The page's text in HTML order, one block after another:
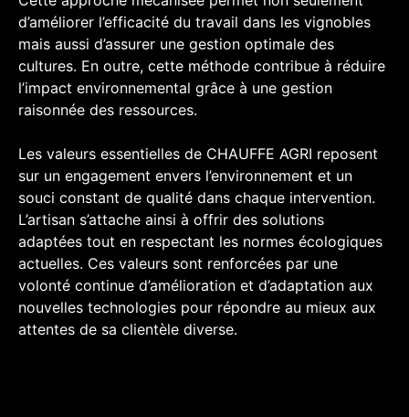
d’améliorer l’efficacité du travail dans les vignobles
mais aussi d’assurer une gestion optimale des
cultures. En outre, cette méthode contribue à réduire
l’impact environnemental grâce à une gestion
raisonnée des ressources.
Les valeurs essentielles de CHAUFFE AGRI reposent
sur un engagement envers l’environnement et un
souci constant de qualité dans chaque intervention.
L’artisan s’attache ainsi à offrir des solutions
adaptées tout en respectant les normes écologiques
actuelles. Ces valeurs sont renforcées par une
volonté continue d’amélioration et d’adaptation aux
nouvelles technologies pour répondre au mieux aux
attentes de sa clientèle diverse.